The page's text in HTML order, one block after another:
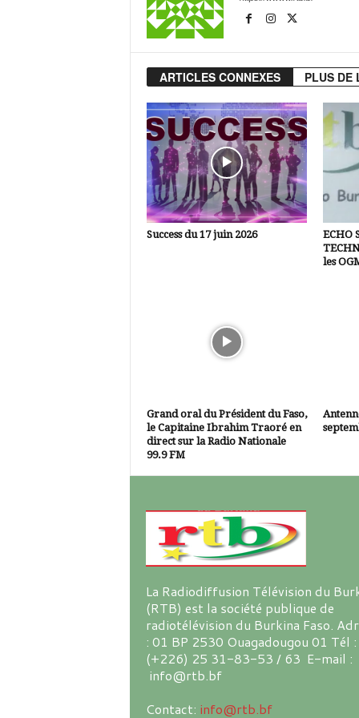
ARTICLES CONNEXES PLUS DE
Success du 17 juin 2026
ECHO
les
Grand oral du Président du Faso,
le Capitaine Ibrahim Traoré en
direct sur la Radio Nationale
99.9 FM
La Radiodiffusion Télévision du
(RTB) est la société publique de
radiotélévision du Burkina Faso.
: 01 BP 2530 Ouagadougou 01 Tél :
(+226) 25 31-83-53 / 63 E-mail :
info@rtb.bf
Contact: info@rtb.bf